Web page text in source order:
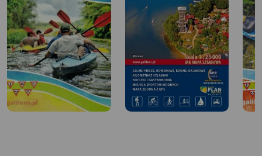
wysokie krawężniki i przejścia dla pieszych zamiast
przejazdów dla rowerów to bezmyślne kopiowanie
idiotycznych rozwiązań z innych miast. Jedno mnie
zaskoczyło – zamknęli niektóre ulice dla ruchu
rowerowego, przekształcając metrowej szerokości
chodnik w drogę dla pieszych i rowerów. Co w tym
niezwykłego? Ano to, że w każdej chwili rowerzysta może
wpaść na osobę wychodzącą z jednej z kilkudziesięciu